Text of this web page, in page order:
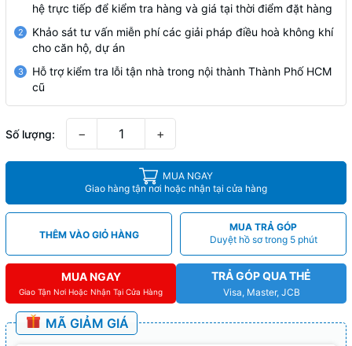
hệ trực tiếp để kiểm tra hàng và giá tại thời điểm đặt hàng
2
Khảo sát tư vấn miễn phí các giải pháp điều hoà không khí
cho căn hộ, dự án
3
Hỗ trợ kiểm tra lỗi tận nhà trong nội thành Thành Phố HCM
cũ
Số lượng: − +
MUA NGAY
Giao hàng tận nơi hoặc nhận tại cửa hàng
THÊM VÀO GIỎ HÀNG
MUA TRẢ GÓP
Duyệt hồ sơ trong 5 phút
MUA NGAY
Giao Tận Nơi Hoặc Nhận Tại Cửa Hàng
TRẢ GÓP QUA THẺ
Visa, Master, JCB
MÃ GIẢM GIÁ